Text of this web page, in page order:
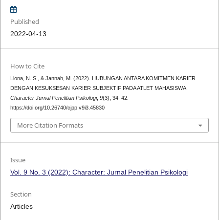
Published
2022-04-13
How to Cite
Liona, N. S., & Jannah, M. (2022). HUBUNGAN ANTARA KOMITMEN KARIER
DENGAN KESUKSESAN KARIER SUBJEKTIF PADA ATLET MAHASISWA.
Character Jurnal Penelitian Psikologi, 9(3), 34–42.
https://doi.org/10.26740/cjpp.v9i3.45830
More Citation Formats
Issue
Vol. 9 No. 3 (2022): Character: Jurnal Penelitian Psikologi
Section
Articles